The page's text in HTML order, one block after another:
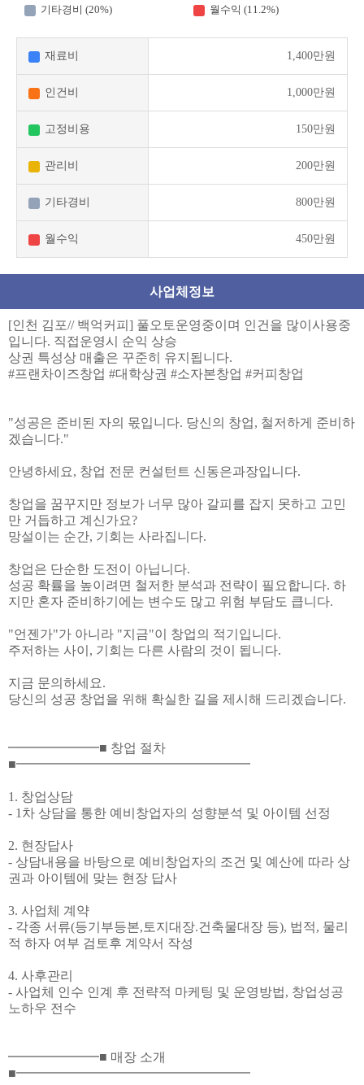
기타경비 (20%)
월수익 (11.2%)
재료비 1,400만원
인건비 1,000만원
고정비용 150만원
관리비 200만원
기타경비 800만원
월수익 450만원
사업체정보
[인천 김포// 백억커피] 풀오토운영중이며 인건을 많이사용중
입니다. 직접운영시 순익 상승
상권 특성상 매출은 꾸준히 유지됩니다.
#프랜차이즈창업 #대학상권 #소자본창업 #커피창업
"성공은 준비된 자의 몫입니다. 당신의 창업, 철저하게 준비하
겠습니다."
안녕하세요, 창업 전문 컨설턴트 신동은과장입니다.
창업을 꿈꾸지만 정보가 너무 많아 갈피를 잡지 못하고 고민
만 거듭하고 계신가요?
망설이는 순간, 기회는 사라집니다.
창업은 단순한 도전이 아닙니다.
성공 확률을 높이려면 철저한 분석과 전략이 필요합니다. 하
지만 혼자 준비하기에는 변수도 많고 위험 부담도 큽니다.
"언젠가"가 아니라 "지금"이 창업의 적기입니다.
주저하는 사이, 기회는 다른 사람의 것이 됩니다.
지금 문의하세요.
당신의 성공 창업을 위해 확실한 길을 제시해 드리겠습니다.
━━━━━━━■ 창업 절차
■━━━━━━━━━━━━━━━━━━
1. 창업상담
- 1차 상담을 통한 예비창업자의 성향분석 및 아이템 선정
2. 현장답사
- 상담내용을 바탕으로 예비창업자의 조건 및 예산에 따라 상
권과 아이템에 맞는 현장 답사
3. 사업체 계약
- 각종 서류(등기부등본,토지대장.건축물대장 등), 법적, 물리
적 하자 여부 검토후 계약서 작성
4. 사후관리
- 사업체 인수 인계 후 전략적 마케팅 및 운영방법, 창업성공
노하우 전수
━━━━━━━■ 매장 소개
■━━━━━━━━━━━━━━━━━━